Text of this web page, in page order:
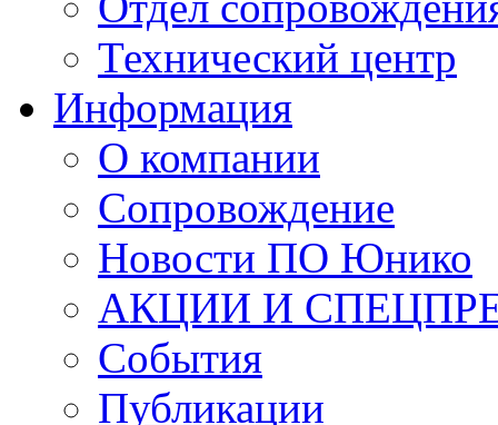
Технический центр
Информация
О компании
Сопровождение
Новости ПО Юнико
АКЦИИ И
События
Публикации